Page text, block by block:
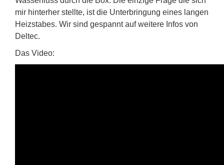
mir hinterher stellte, ist die Unterbringung eines langen
Heizstabes. Wir sind gespannt auf weitere Infos von
Deltec.
Das Video: